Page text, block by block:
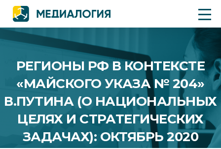
РЕГИОНЫ РФ В КОНТЕКСТЕ
«МАЙСКОГО УКАЗА № 204»
В.ПУТИНА (О НАЦИОНАЛЬНЫХ
ЦЕЛЯХ И СТРАТЕГИЧЕСКИХ
ЗАДАЧАХ): ОКТЯБРЬ 2020